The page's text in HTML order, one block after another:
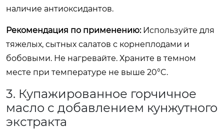
наличие антиоксидантов.
Рекомендация по применению:Используйте для
тяжелых, сытных салатов с корнеплодами и
бобовыми. Не нагревайте. Храните в темном
месте при температуре не выше 20°C.
3. Купажированное горчичное
масло с добавлением кунжутного
экстракта